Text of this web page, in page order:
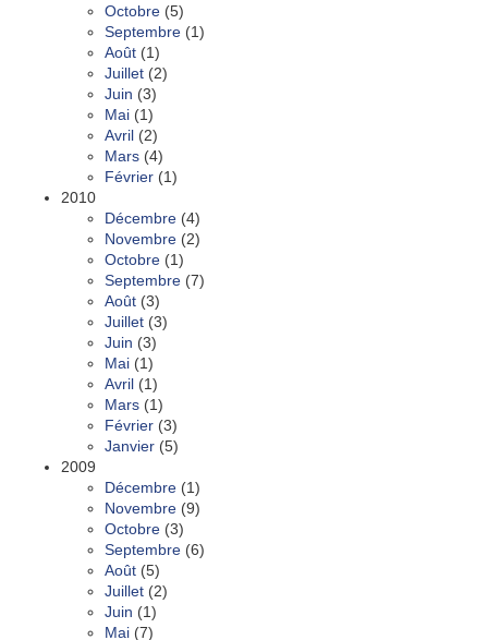
Octobre (5)
Septembre (1)
Août (1)
Juillet (2)
Juin (3)
Mai (1)
Avril (2)
Mars (4)
Février (1)
2010
Décembre (4)
Novembre (2)
Octobre (1)
Septembre (7)
Août (3)
Juillet (3)
Juin (3)
Mai (1)
Avril (1)
Mars (1)
Février (3)
Janvier (5)
2009
Décembre (1)
Novembre (9)
Octobre (3)
Septembre (6)
Août (5)
Juillet (2)
Juin (1)
Mai (7)